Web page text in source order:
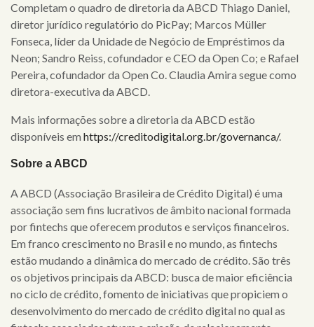
Completam o quadro de diretoria da ABCD Thiago Daniel,
diretor jurídico regulatório do PicPay; Marcos Müller
Fonseca, líder da Unidade de Negócio de Empréstimos da
Neon; Sandro Reiss, cofundador e CEO da Open Co; e Rafael
Pereira, cofundador da Open Co. Claudia Amira segue como
diretora-executiva da ABCD.
Mais informações sobre a diretoria da ABCD estão
disponíveis em https://creditodigital.org.br/governanca/.
Sobre a ABCD
A ABCD (Associação Brasileira de Crédito Digital) é uma
associação sem fins lucrativos de âmbito nacional formada
por fintechs que oferecem produtos e serviços financeiros.
Em franco crescimento no Brasil e no mundo, as fintechs
estão mudando a dinâmica do mercado de crédito. São três
os objetivos principais da ABCD: busca de maior eficiência
no ciclo de crédito, fomento de iniciativas que propiciem o
desenvolvimento do mercado de crédito digital no qual as